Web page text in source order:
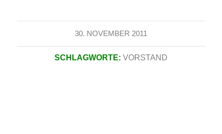
30. NOVEMBER 2011
SCHLAGWORTE: VORSTAND